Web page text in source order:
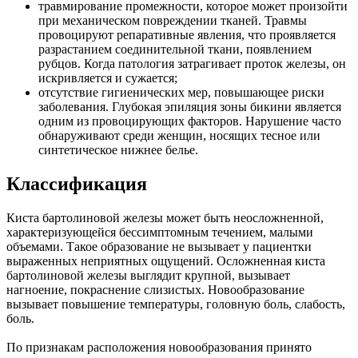
травмирование промежности, которое может произойти
при механическом повреждении тканей. Травмы
провоцируют репаративные явления, что проявляется
разрастанием соединительной ткани, появлением
рубцов. Когда патология затрагивает проток железы, он
искривляется и сужается;
отсутствие гигиенических мер, повышающее риски
заболевания. Глубокая эпиляция зоны бикини является
одним из провоцирующих факторов. Нарушение часто
обнаруживают среди женщин, носящих тесное или
синтетическое нижнее белье.
Классификация
Киста бартолиновой железы может быть неосложненной,
характеризующейся бессимптомным течением, малыми
объемами. Такое образование не вызывает у пациентки
выраженных неприятных ощущений. Осложненная киста
бартолиновой железы выглядит крупной, вызывает
нагноение, покраснение слизистых. Новообразование
вызывает повышение температуры, головную боль, слабость,
боль.
По признакам расположения новообразования принято